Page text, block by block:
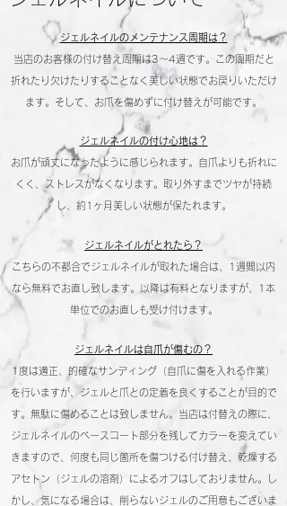
ジェルネイルのメンテナンス周期は？
当店のお客様の付け替え周期は3〜4週です。この周期だと
折れたり欠けたりすることなく美しい状態でお戻りいただけ
ます。そして、お爪を傷めずに付け替えが可能です。
ジェルネイルの付け心地は？
お爪が頑丈になったように感じられます。自爪よりも折れに
くく、ストレスがなくなります。取り外すまでツヤが持続
し、約1ヶ月美しい状態が保たれます。
ジェルネイルがとれたら？
こちらの不都合でジェルネイルが取れた場合は、1週間以内
なら無料でお直し致します。以降は有料となりますが、1本
単位でのお直しも受け付けます。
ジェルネイルは自爪が傷むの？
1度は適正、的確なサンディング（自爪に傷を入れる作業）
を行いますが、ジェルと爪との定着を良くすることが目的で
す。無駄に傷めることは致しません。当店は付替えの際に、
ジェルネイルのベースコート部分を残してカラーを変えてい
きますので、何度も同じ箇所を傷つける付け替え、乾燥する
アセトン（ジェルの溶剤）によるオフはしておりません。し
かし、気になる場合は、削らないジェルのご用意もございま